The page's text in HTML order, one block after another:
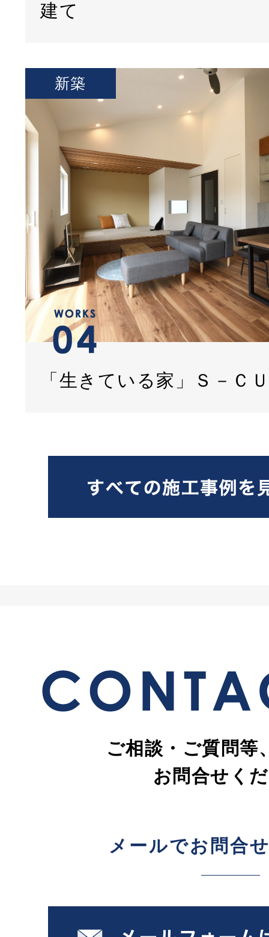
建て
「生きている家」Ｓ－Ｃ
新築
ご相談・ご質問等
お問合せく
メールでお問合